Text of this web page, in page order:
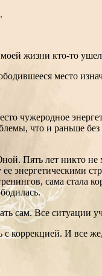
жизни кто-то
место
чужеродное
что и раньше
Пять лет никто
энергетическими
сама стала
сам. Все ситуации
И все же,